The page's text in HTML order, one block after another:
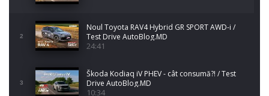
2
Noul Toyota RAV4 Hybrid GR SPORT AWD-i /
Test Drive AutoBlog.MD
24:41
3
Škoda Kodiaq iV PHEV - cât consumă?! / Test
Drive AutoBlog.MD
10:34